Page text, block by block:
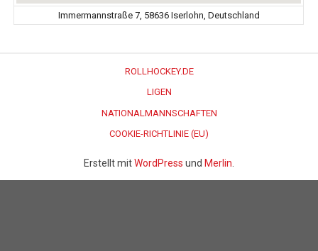
Immermannstraße 7, 58636 Iserlohn, Deutschland
ROLLHOCKEY.DE
LIGEN
NATIONALMANNSCHAFTEN
COOKIE-RICHTLINIE (EU)
Erstellt mitWordPress und Merlin.